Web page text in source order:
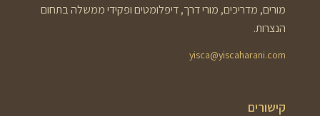
מורים, מדריכים, מורי דרך, דיפלומטים ופקידי ממשלה בתחום
הנצרות.
yisca@yiscaharani.com
קישורים